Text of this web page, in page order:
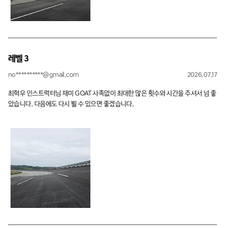
레벨 3
no**********@gmail.com 2026.07.17
최혁우 인스트럭터님 재미 GOAT 사족없이 최대한 많은 횟수와 시간을 주셔서 넘 좋
았습니다. 다음에도 다시 뵐 수 있으면 좋겠습니다.